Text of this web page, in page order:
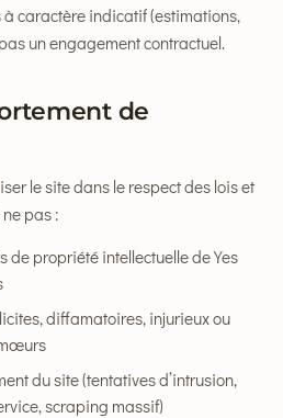
à caractère indicatif (estimations,
un engagement contractuel.
de
le site dans le respect des lois et
pas :
de propriété intellectuelle de Yes
diffamatoires, injurieux ou
du site (tentatives d’intrusion,
scraping massif)